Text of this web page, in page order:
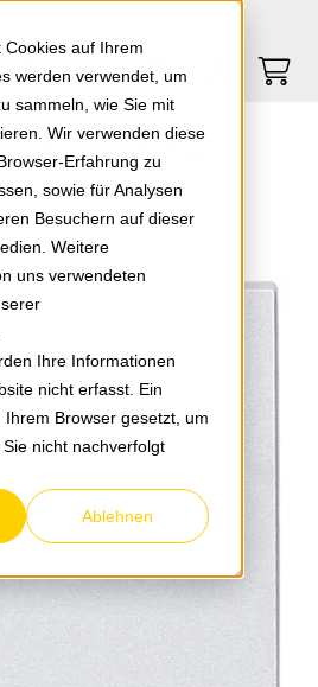
Cookies auf Ihrem
werden verwendet, um
sammeln, wie Sie mit
Wir verwenden diese
Erfahrung zu
sowie für Analysen
Besuchern auf dieser
Weitere
uns verwendeten
Ihre Informationen
nicht erfasst. Ein
Browser gesetzt, um
nicht nachverfolgt
Ablehnen
Springe zum Footer
0